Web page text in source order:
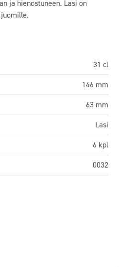
ja hienostuneen. Lasi on
31 cl
146 mm
63 mm
Lasi
6 kpl
0032